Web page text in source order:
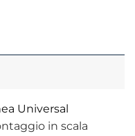
Universal
in scala